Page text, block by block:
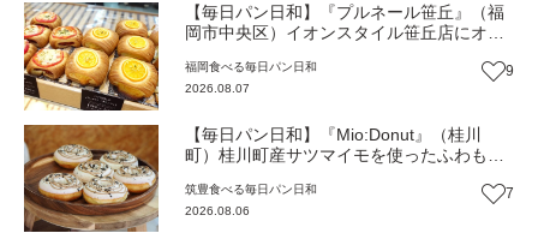
【毎日パン日和】『プルネール笹丘』（福
岡市中央区）イオンスタイル笹丘店にオー
パン【福岡パン】
福岡食べる毎日パン日和
2026.08.07
9
【毎日パン日和】『Mio:Donut』（桂川
町）桂川町産サツマイモを使ったふわもち
筑豊食べる毎日パン日和
2026.08.06
7